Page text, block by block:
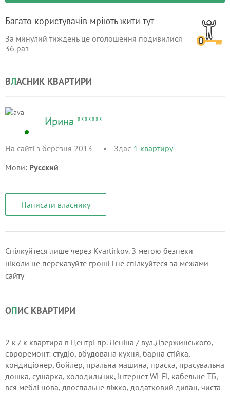
Багато користувачів мріють жити тут
За минулий тиждень це оголошення подивилися
36 раз
ВЛАСНИК КВАРТИРИ
Ирина *******
На сайті з березня 2013 Здає 1 квартиру
Мови: Русский
Написати власнику
Спілкуйтеся лише через Kvartirkov. З метою безпеки
ніколи не переказуйте гроші і не спілкуйтеся за межами
сайту
ОПИС КВАРТИРИ
2 к / к квартира в Центрі пр. Леніна / вул.Дзержинського,
євроремонт: студіо, вбудована кухня, барна стійка,
кондиціонер, бойлер, пральна машина, праска, прасувальна
дошка, сушарка, холодильник, інтернет Wi-Fi, кабельне ТБ,
вся меблі нова, двоспальне ліжко, додатковий диван, чиста